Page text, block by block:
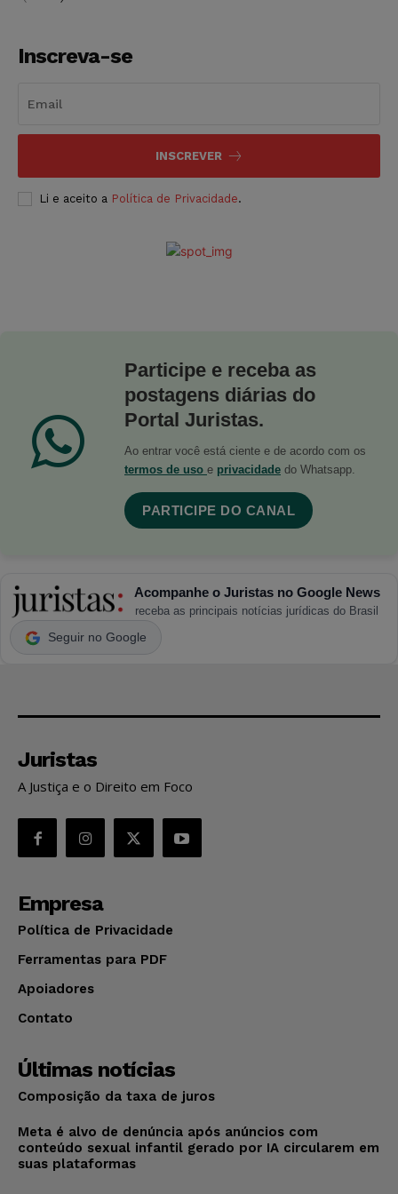
Inscreva-se
INSCREVER
Li e aceito a Política de Privacidade.
Participe e receba as
postagens diárias do
Portal Juristas.
Ao entrar você está ciente e de acordo com os
termos de uso e privacidade do Whatsapp.
PARTICIPE DO CANAL
Acompanhe o Juristas no Google News
receba as principais notícias jurídicas do Brasil
Seguir no Google
Juristas
A Justiça e o Direito em Foco
Empresa
Política de Privacidade
Ferramentas para PDF
Apoiadores
Contato
Últimas notícias
Composição da taxa de juros
Meta é alvo de denúncia após anúncios com
conteúdo sexual infantil gerado por IA circularem em
suas plataformas